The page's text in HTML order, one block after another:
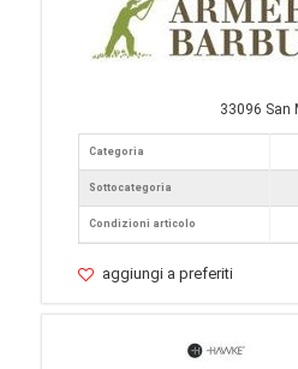
33096 San
Categoria
Sottocategoria
Condizioni articolo
aggiungi a preferiti